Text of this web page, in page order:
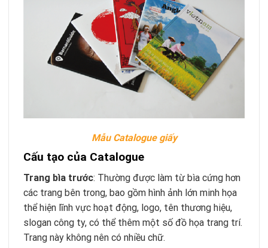
Mẫu Catalogue giấy
Cấu tạo của Catalogue
Trang bìa trước: Thường được làm từ bìa cứng hơn
các trang bên trong, bao gồm hình ảnh lớn minh họa
thể hiện lĩnh vực hoạt động, logo, tên thương hiệu,
slogan công ty, có thể thêm một số đồ họa trang trí.
Trang này không nên có nhiều chữ.